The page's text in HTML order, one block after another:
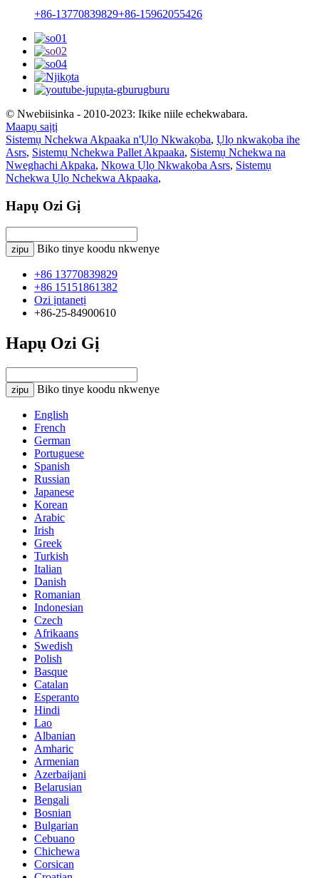
+86-13770839829+86-15962055426
© Nwebiisinka - 2010-2023: Ikike niile echekwabara.
Maapụ saịtị
Sistemụ Nchekwa Akpaaka n'Ụlọ Nkwakọba, Ụlọ nkwakọba ihe
Asrs, Sistemụ Nchekwa Pallet Akpaaka, Sistemụ Nchekwa na
Nweghachi Akpaka, Nkọwa Ụlọ Nkwakọba Asrs, Sistemụ
Nchekwa Ụlọ Nchekwa Akpaaka,
Hapụ Ozi Gị
zipu Biko tinye koodu nkwenye
+86 13770839829
+86 15151861382
Ozi ịntanetị
+86-25-84900610
Hapụ Ozi Gị
zipu Biko tinye koodu nkwenye
English
French
German
Portuguese
Spanish
Russian
Japanese
Korean
Arabic
Irish
Greek
Turkish
Italian
Danish
Romanian
Indonesian
Czech
Afrikaans
Swedish
Polish
Basque
Catalan
Esperanto
Hindi
Lao
Albanian
Amharic
Armenian
Azerbaijani
Belarusian
Bengali
Bosnian
Bulgarian
Cebuano
Chichewa
Corsican